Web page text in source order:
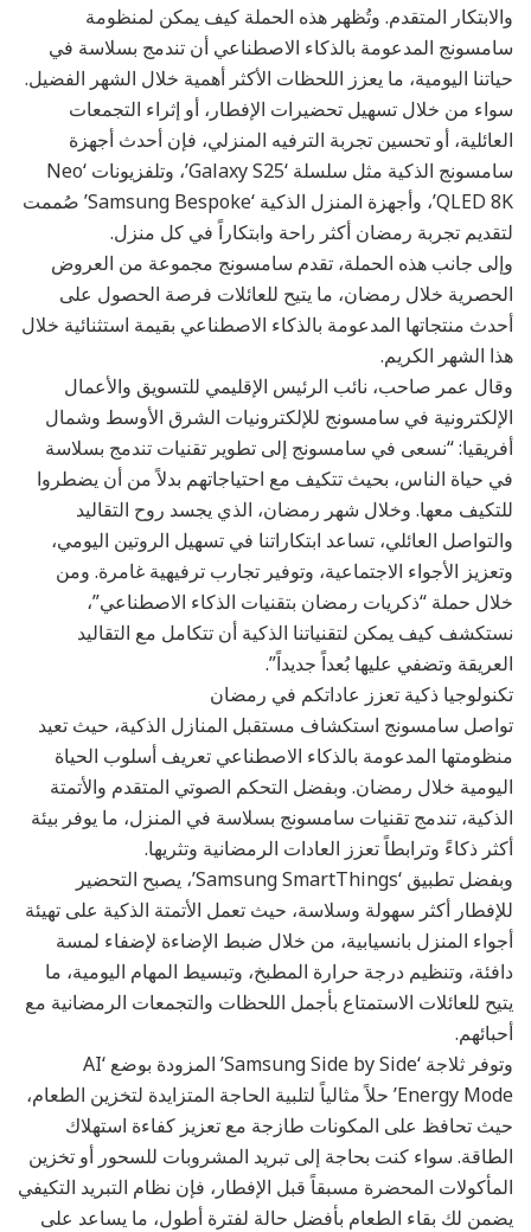
والابتكار المتقدم. وتُظهر هذه الحملة كيف يمكن لمنظومة
سامسونج المدعومة بالذكاء الاصطناعي أن تندمج بسلاسة في
حياتنا اليومية، ما يعزز اللحظات الأكثر أهمية خلال الشهر الفضيل.
سواء من خلال تسهيل تحضيرات الإفطار، أو إثراء التجمعات
العائلية، أو تحسين تجربة الترفيه المنزلي، فإن أحدث أجهزة
سامسونج الذكية مثل سلسلة ‘Galaxy S25’، وتلفزيونات ‘Neo
QLED 8K’، وأجهزة المنزل الذكية ‘Samsung Bespoke’ صُممت
لتقديم تجربة رمضان أكثر راحة وابتكاراً في كل منزل.
وإلى جانب هذه الحملة، تقدم سامسونج مجموعة من العروض
الحصرية خلال رمضان، ما يتيح للعائلات فرصة الحصول على
أحدث منتجاتها المدعومة بالذكاء الاصطناعي بقيمة استثنائية خلال
هذا الشهر الكريم.
وقال عمر صاحب، نائب الرئيس الإقليمي للتسويق والأعمال
الإلكترونية في سامسونج للإلكترونيات الشرق الأوسط وشمال
أفريقيا: “نسعى في سامسونج إلى تطوير تقنيات تندمج بسلاسة
في حياة الناس، بحيث تتكيف مع احتياجاتهم بدلاً من أن يضطروا
للتكيف معها. وخلال شهر رمضان، الذي يجسد روح التقاليد
والتواصل العائلي، تساعد ابتكاراتنا في تسهيل الروتين اليومي،
وتعزيز الأجواء الاجتماعية، وتوفير تجارب ترفيهية غامرة. ومن
خلال حملة “ذكريات رمضان بتقنيات الذكاء الاصطناعي”،
نستكشف كيف يمكن لتقنياتنا الذكية أن تتكامل مع التقاليد
العريقة وتضفي عليها بُعداً جديداً”.
تكنولوجيا ذكية تعزز عاداتكم في رمضان
تواصل سامسونج استكشاف مستقبل المنازل الذكية، حيث تعيد
منظومتها المدعومة بالذكاء الاصطناعي تعريف أسلوب الحياة
اليومية خلال رمضان. وبفضل التحكم الصوتي المتقدم والأتمتة
الذكية، تندمج تقنيات سامسونج بسلاسة في المنزل، ما يوفر بيئة
أكثر ذكاءً وترابطاً تعزز العادات الرمضانية وتثريها.
وبفضل تطبيق ‘Samsung SmartThings’، يصبح التحضير
للإفطار أكثر سهولة وسلاسة، حيث تعمل الأتمتة الذكية على تهيئة
أجواء المنزل بانسيابية، من خلال ضبط الإضاءة لإضفاء لمسة
دافئة، وتنظيم درجة حرارة المطبخ، وتبسيط المهام اليومية، ما
يتيح للعائلات الاستمتاع بأجمل اللحظات والتجمعات الرمضانية مع
أحبائهم.
وتوفر ثلاجة ‘Samsung Side by Side’ المزودة بوضع ‘AI
Energy Mode’ حلاً مثالياً لتلبية الحاجة المتزايدة لتخزين الطعام،
حيث تحافظ على المكونات طازجة مع تعزيز كفاءة استهلاك
الطاقة. سواء كنت بحاجة إلى تبريد المشروبات للسحور أو تخزين
المأكولات المحضرة مسبقاً قبل الإفطار، فإن نظام التبريد التكيفي
يضمن لك بقاء الطعام بأفضل حالة لفترة أطول، ما يساعد على